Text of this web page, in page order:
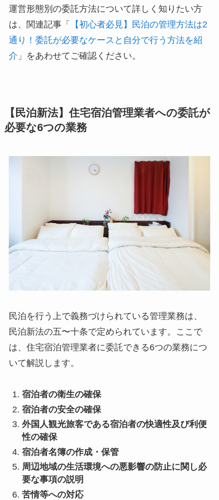
運営形態別の委託方法について詳しく知りたい方
は、関連記事「
【初心者必見】民泊の管理方法は2
通り！委託が必要なケースと自分で行う方法を紹
介 」をあわせてご確認ください。
【民泊新法】住宅宿泊管理業者への委託が
必要な6つの業務
民泊を行う上で義務づけられている管理業務は、
民泊新法の五〜十条で定められています。ここで
は、住宅宿泊管理業者に委託できる6つの業務につ
いて解説します。
宿泊者の衛生の確保
宿泊者の安全の確保
外国人観光旅客である宿泊者の快適性及び利便
性の確保
宿泊者名簿の作成・保管
周辺地域の生活環境への悪影響の防止に関し必
要な事項の説明
苦情等への対応